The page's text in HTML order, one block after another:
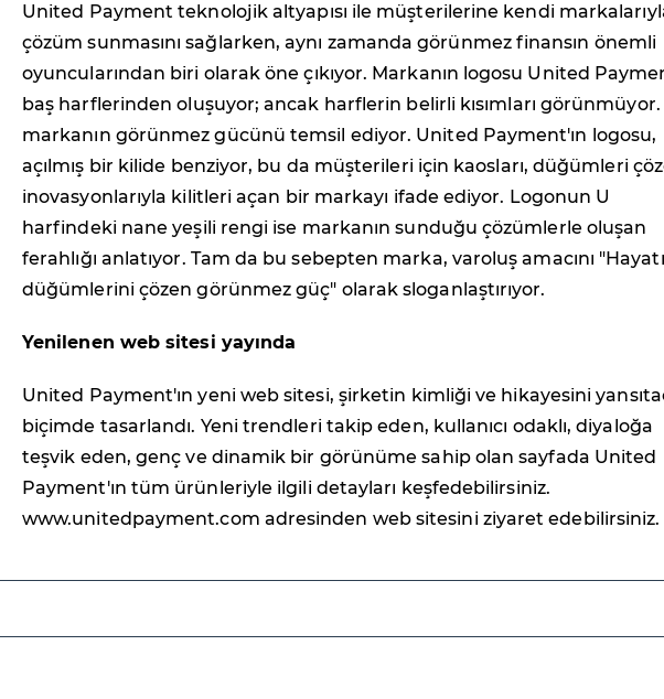
United Payment teknolojik altyapısı ile müşterilerine kendi
çözüm sunmasını sağlarken, aynı zamanda görünmez finansın önemli
oyuncularından biri olarak öne çıkıyor. Markanın logosu United
baş harflerinden oluşuyor; ancak harflerin belirli kısımları görünmüyor.
markanın görünmez gücünü temsil ediyor. United Payment'ın logosu,
açılmış bir kilide benziyor, bu da müşterileri için kaosları, düğümleri
inovasyonlarıyla kilitleri açan bir markayı ifade ediyor. Logonun U
harfindeki nane yeşili rengi ise markanın sunduğu çözümlerle oluşan
ferahlığı anlatıyor. Tam da bu sebepten marka, varoluş amacını
düğümlerini çözen görünmez güç" olarak sloganlaştırıyor.
Yenilenen web sitesi yayında
United Payment'ın yeni web sitesi, şirketin kimliği ve hikayesini
biçimde tasarlandı. Yeni trendleri takip eden, kullanıcı odaklı, diyaloğa
teşvik eden, genç ve dinamik bir görünüme sahip olan sayfada United
Payment'ın tüm ürünleriyle ilgili detayları keşfedebilirsiniz.
www.unitedpayment.com adresinden web sitesini ziyaret edebilirsiniz.